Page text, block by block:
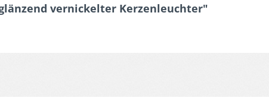
vernickelter Kerzenleuchter"